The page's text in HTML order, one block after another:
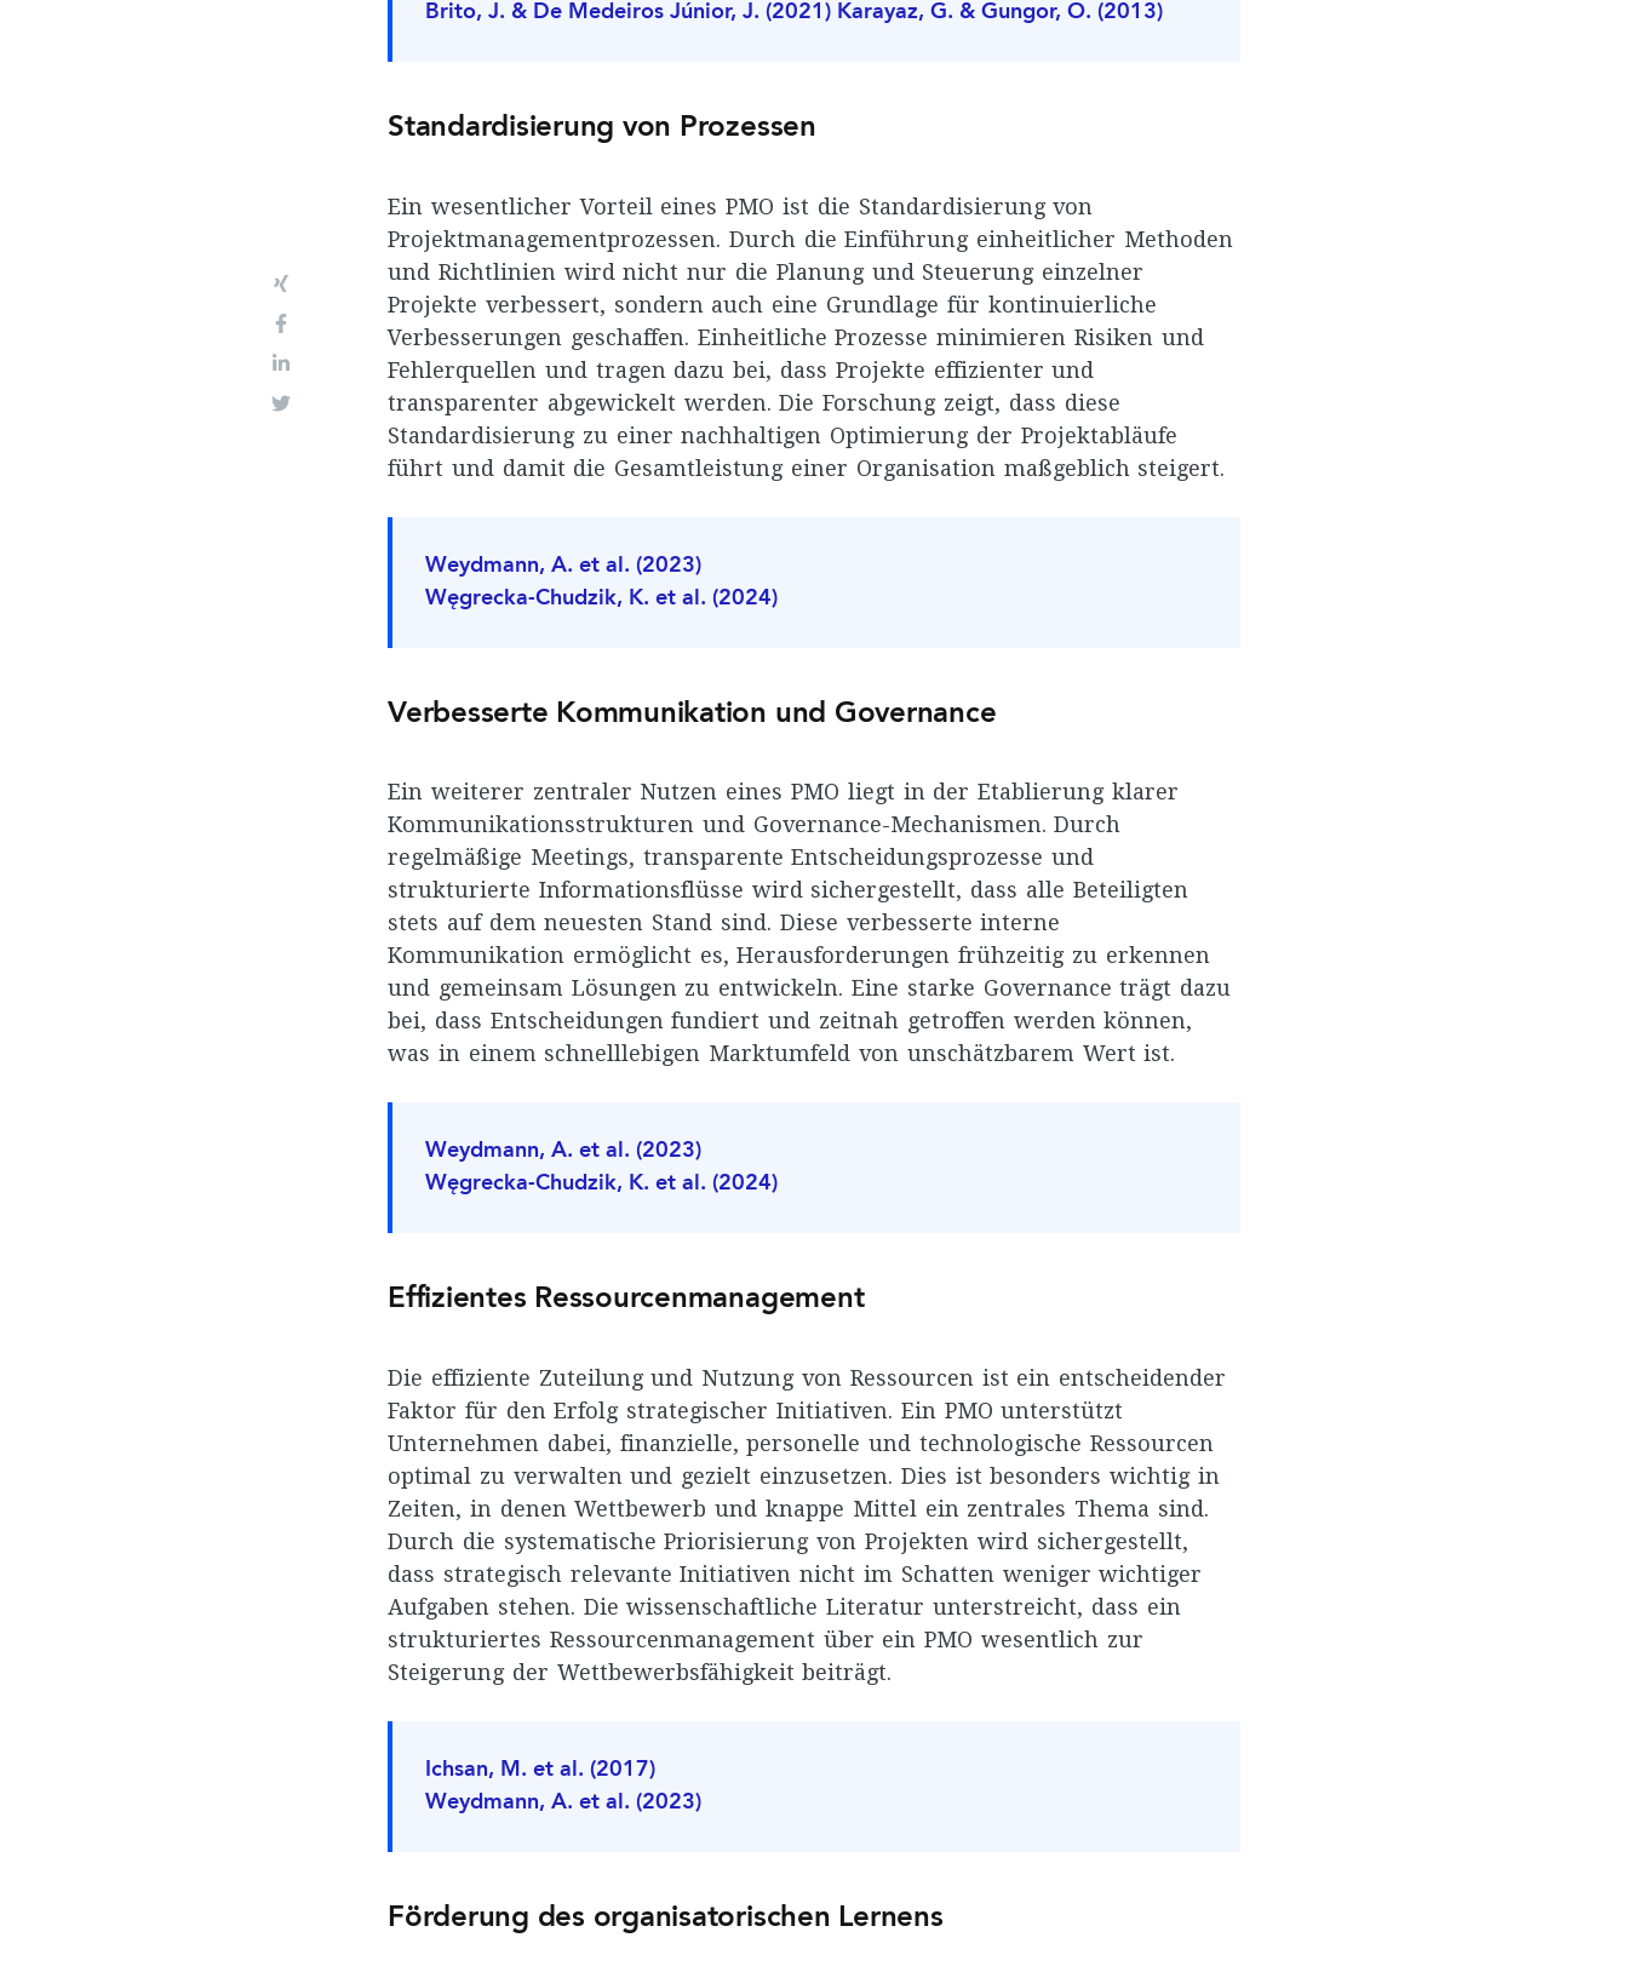
Brito, J. & De Medeiros Júnior, J. (2021) Karayaz, G. & Gungor, O. (2013)
Standardisierung von Prozessen
Ein wesentlicher Vorteil eines PMO ist die Standardisierung von
Projektmanagementprozessen. Durch die Einführung einheitlicher Methoden
und Richtlinien wird nicht nur die Planung und Steuerung einzelner
Projekte verbessert, sondern auch eine Grundlage für kontinuierliche
Verbesserungen geschaffen. Einheitliche Prozesse minimieren Risiken und
Fehlerquellen und tragen dazu bei, dass Projekte effizienter und
transparenter abgewickelt werden. Die Forschung zeigt, dass diese
Standardisierung zu einer nachhaltigen Optimierung der Projektabläufe
führt und damit die Gesamtleistung einer Organisation maßgeblich steigert.
Weydmann, A. et al. (2023)
Węgrecka-Chudzik, K. et al. (2024)
Verbesserte Kommunikation und Governance
Ein weiterer zentraler Nutzen eines PMO liegt in der Etablierung klarer
Kommunikationsstrukturen und Governance-Mechanismen. Durch
regelmäßige Meetings, transparente Entscheidungsprozesse und
strukturierte Informationsflüsse wird sichergestellt, dass alle Beteiligten
stets auf dem neuesten Stand sind. Diese verbesserte interne
Kommunikation ermöglicht es, Herausforderungen frühzeitig zu erkennen
und gemeinsam Lösungen zu entwickeln. Eine starke Governance trägt dazu
bei, dass Entscheidungen fundiert und zeitnah getroffen werden können,
was in einem schnelllebigen Marktumfeld von unschätzbarem Wert ist.
Weydmann, A. et al. (2023)
Węgrecka-Chudzik, K. et al. (2024)
Effizientes Ressourcenmanagement
Die effiziente Zuteilung und Nutzung von Ressourcen ist ein entscheidender
Faktor für den Erfolg strategischer Initiativen. Ein PMO unterstützt
Unternehmen dabei, finanzielle, personelle und technologische Ressourcen
optimal zu verwalten und gezielt einzusetzen. Dies ist besonders wichtig in
Zeiten, in denen Wettbewerb und knappe Mittel ein zentrales Thema sind.
Durch die systematische Priorisierung von Projekten wird sichergestellt,
dass strategisch relevante Initiativen nicht im Schatten weniger wichtiger
Aufgaben stehen. Die wissenschaftliche Literatur unterstreicht, dass ein
strukturiertes Ressourcenmanagement über ein PMO wesentlich zur
Steigerung der Wettbewerbsfähigkeit beiträgt.
Ichsan, M. et al. (2017)
Weydmann, A. et al. (2023)
Förderung des organisatorischen Lernens
Xing
LinkedIn
Twitter